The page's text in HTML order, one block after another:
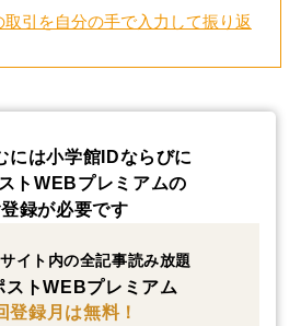
引を自分の手で入力して振り返
には小学館IDならびに
トWEBプレミアムの
録が必要です
イト内の全記事読み放題
ストWEBプレミアム
登録月は無料！